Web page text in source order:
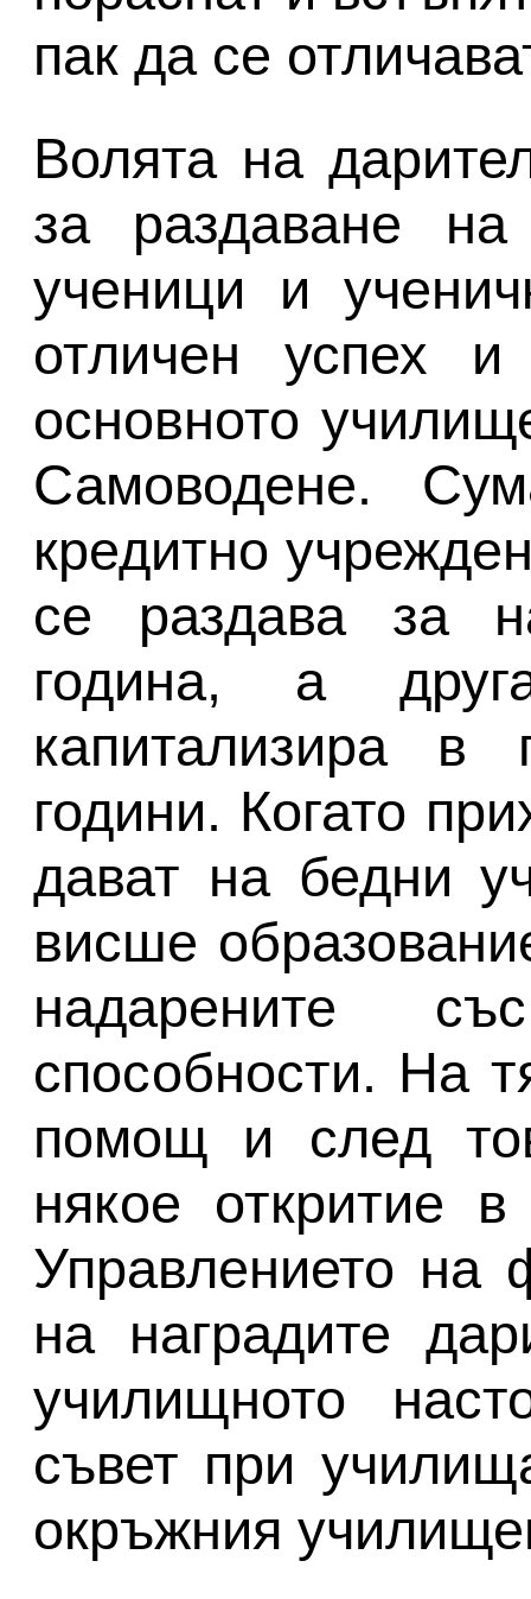
пак да се
Волята на
за раздаване
ученици и
отличен успех
основното
Самоводене.
кредитно
се раздава за
година, а
капитализира в
години. Когато
дават на бедни
висше
надарените
способности. На
помощ и след
някое откритие
Управлението на
на наградите
училищното
съвет при
окръжния